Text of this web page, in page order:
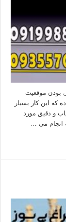
بودن موقعیت
که این کار بسیار
و دقیق مورد
انجام می …